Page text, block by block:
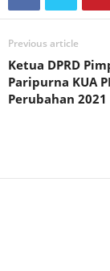
Previous article
Ketua DPRD
Paripurna KUA
Perubahan 2021